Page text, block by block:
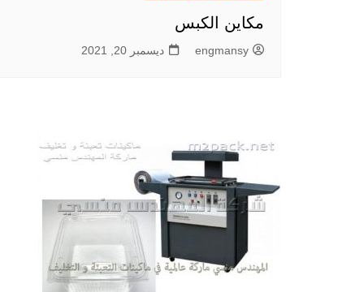
مكاين الكبس
engmansy ديسمبر 20, 2021